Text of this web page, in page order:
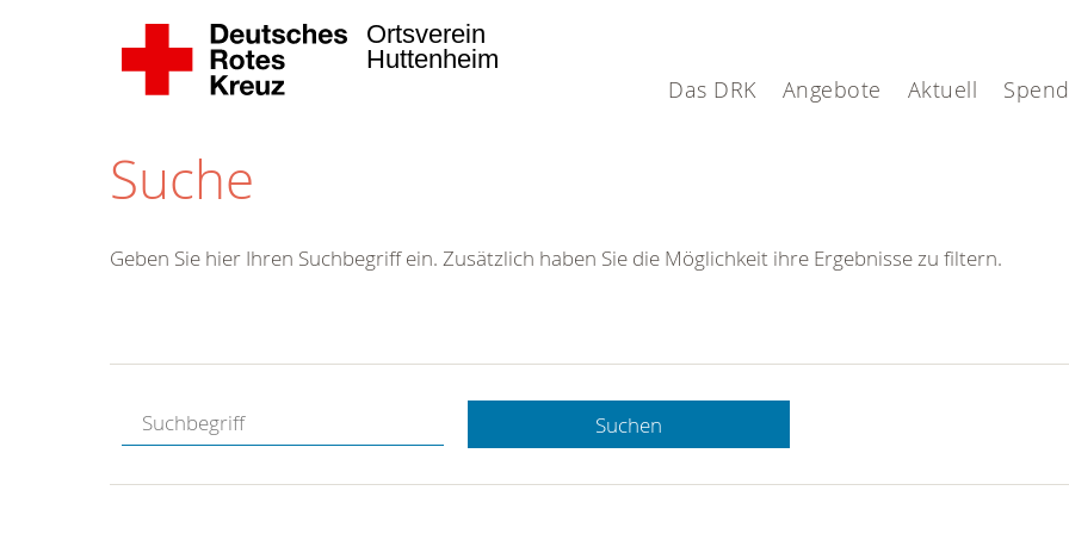
Das DRK Angebote Aktuell
Ortsverein
Huttenheim
Suche
Hotline.
gerne.
Geben Sie hier Ihren Suchbegriff ein. Zusätzlich haben Sie die Möglichkeit ihre Ergebnisse zu filtern.
Suchen